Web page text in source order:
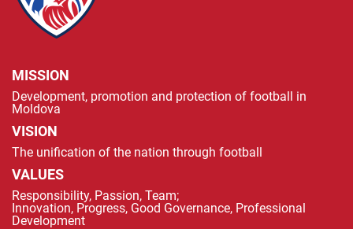
MISSION
Development, promotion and protection of football in
Moldova
VISION
The unification of the nation through football
VALUES
Responsibility, Passion, Team;
Innovation, Progress, Good Governance, Professional
Development